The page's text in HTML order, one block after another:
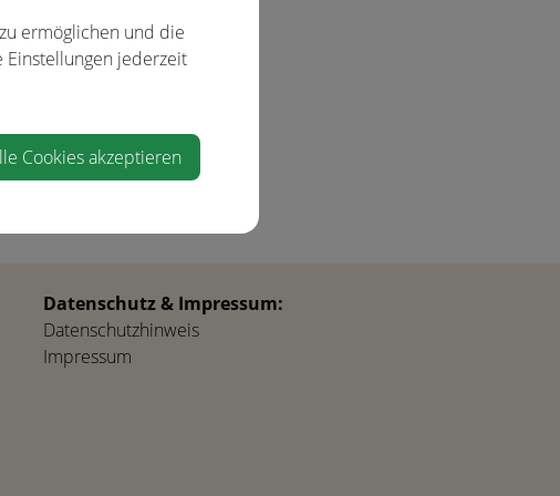
Datenschutz & Impressum:
Datenschutzhinweis
Impressum
ermöglichen und die
Einstellungen jederzeit
Cookies akzeptieren